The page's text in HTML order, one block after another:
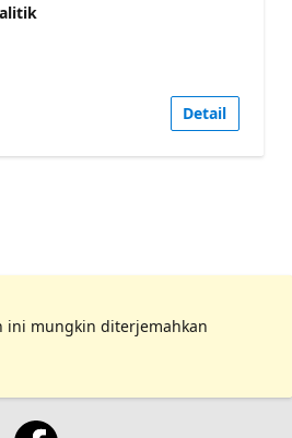
Detail
ini mungkin diterjemahkan